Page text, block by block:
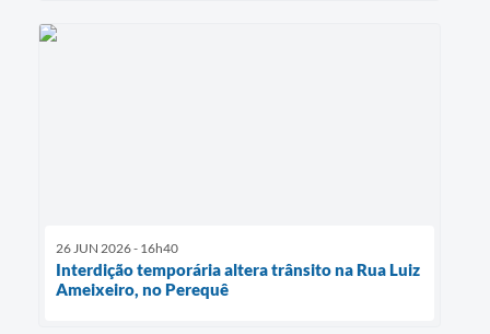
26 JUN 2026 - 16h40
Interdição temporária altera trânsito na Rua Luiz
Ameixeiro, no Perequê